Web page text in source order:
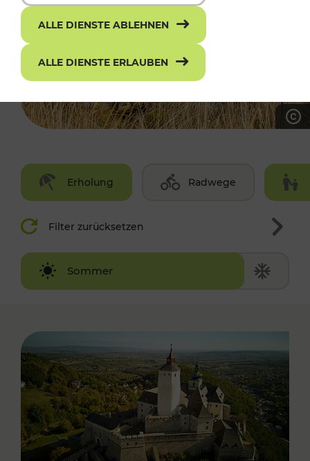
Erholung Radwege
Filter zurücksetzen
Sommer
Winter
ALLE DIENSTE ABLEHNEN
ALLE DIENSTE ERLAUBEN